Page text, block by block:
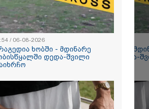
გათიშვა -
ის წევრი
მიდის" -
ტრაგედია ხობში -
ხობისწყალში დედა-
/ 06-08-2026
ხობში - მდინარე
დედა-შვილი